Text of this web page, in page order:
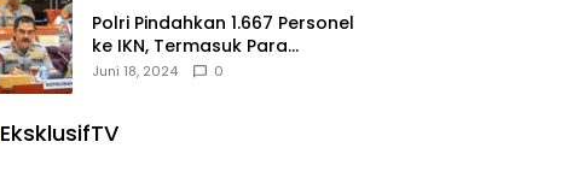
Polri Pindahkan 1.667 Personel
ke IKN, Termasuk Para
Jenderal.
Juni 18, 2024 0
EksklusifTV